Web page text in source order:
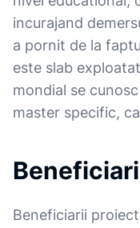
incurajand
a pornit de la
este slab
mondial se
master specific,
Beneficiarii